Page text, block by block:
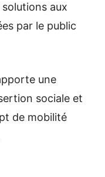
aux
par le public
une
sociale et
de mobilité